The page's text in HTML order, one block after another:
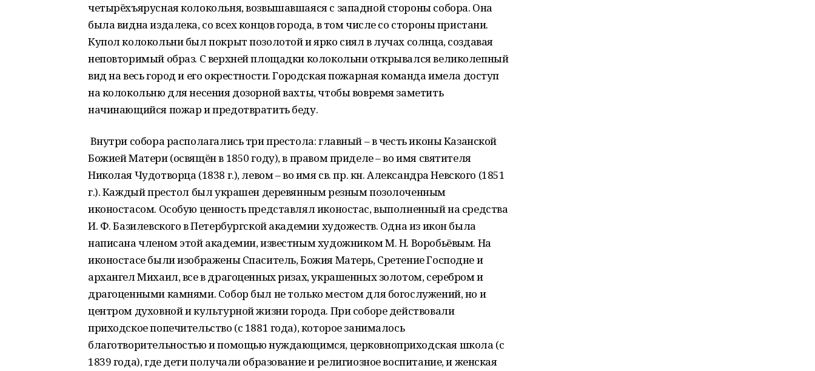
четырёхъярусная колокольня, возвышавшаяся с западной стороны собора. Она
была видна издалека, со всех концов города, в том числе со стороны пристани.
Купол колокольни был покрыт позолотой и ярко сиял в лучах солнца, создавая
неповторимый образ. С верхней площадки колокольни открывался великолепный
вид на весь город и его окрестности. Городская пожарная команда имела доступ
на колокольню для несения дозорной вахты, чтобы вовремя заметить
начинающийся пожар и предотвратить беду.
Внутри собора располагались три престола: главный – в честь иконы Казанской
Божией Матери (освящён в 1850 году), в правом приделе – во имя святителя
Николая Чудотворца (1838 г.), левом – во имя св. пр. кн. Александра Невского (1851
г.). Каждый престол был украшен деревянным резным позолоченным
иконостасом. Особую ценность представлял иконостас, выполненный на средства
И. Ф. Базилевского в Петербургской академии художеств. Одна из икон была
написана членом этой академии, известным художником М. Н. Воробьёвым. На
иконостасе были изображены Спаситель, Божия Матерь, Сретение Господне и
архангел Михаил, все в драгоценных ризах, украшенных золотом, серебром и
драгоценными камнями. Собор был не только местом для богослужений, но и
центром духовной и культурной жизни города. При соборе действовали
приходское попечительство (с 1881 года), которое занималось
благотворительностью и помощью нуждающимся, церковноприходская школа (с
1839 года), где дети получали образование и религиозное воспитание, и женская